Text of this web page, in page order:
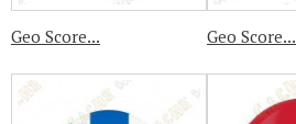
Geo Score... Geo Score...